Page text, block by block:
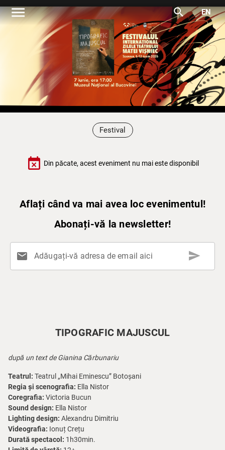
menu search EN
Festival
event_busy Din păcate, acest eveniment nu mai este disponibil
Aflați când va mai avea loc evenimentul!
Abonați-vă la newsletter!
mail Adăugați-vă adresa de email aici send
TIPOGRAFIC MAJUSCUL
după un text de Gianina Cărbunariu
Teatrul: Teatrul „Mihai Eminescu” Botoșani
Regia și scenografia: Ella Nistor
Coregrafia: Victoria Bucun
Sound design: Ella Nistor
Lighting design: Alexandru Dimitriu
Videografia: Ionuț Crețu
Durată spectacol: 1h30min.